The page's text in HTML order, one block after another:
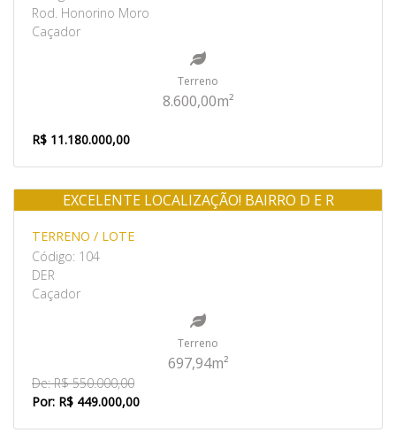
Rod. Honorino Moro
Caçador
Terreno
8.600,00m²
R$ 11.180.000,00
Venda
EXCELENTE LOCALIZAÇÃO! BAIRRO D E R
TERRENO / LOTE
Código: 104
DER
Caçador
Terreno
697,94m²
De: R$ 550.000,00
Por: R$ 449.000,00